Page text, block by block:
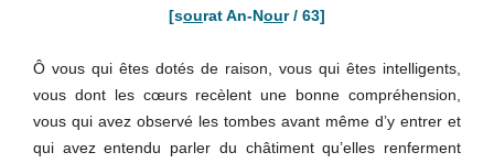
[sourat An-Nour / 63]
Ô vous qui êtes dotés de raison, vous qui êtes intelligents,
vous dont les cœurs recèlent une bonne compréhension,
vous qui avez observé les tombes avant même d’y entrer et
qui avez entendu parler du châtiment qu’elles renferment